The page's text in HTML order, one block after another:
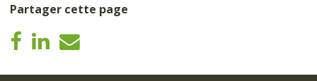
Partager cette page